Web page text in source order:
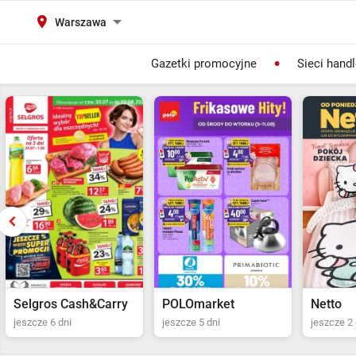
Warszawa
Gazetki promocyjne Sieci
Selgros Cash&Carry
jeszcze 6 dni
POLOmarket
jeszcze 5 dni
Netto
jeszcze 2